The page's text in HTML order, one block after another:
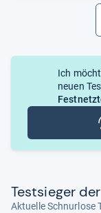
Ich
neuen
Test­sie­ger
Aktuelle Schnurlose